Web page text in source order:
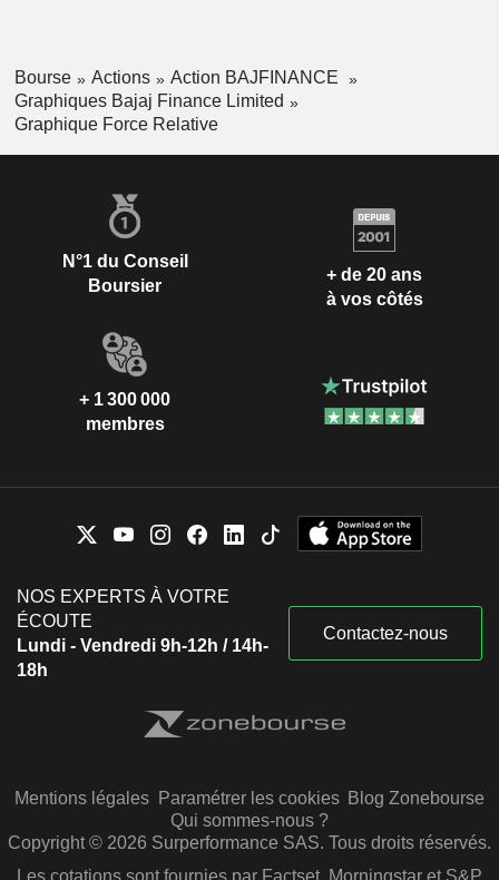
Bourse Actions
Action BAJFINANCE
Graphiques Bajaj Finance Limited
Graphique Force Relative
N°1 du Conseil
Boursier
+ de 20 ans
à vos côtés
+ 1 300 000
membres
NOS EXPERTS À VOTRE
ÉCOUTE
Lundi - Vendredi 9h-12h / 14h-
18h
Contactez-nous
Mentions légales Paramétrer les cookies Blog Zonebourse
Qui sommes-nous ?
Copyright © 2026 Surperformance SAS. Tous droits réservés.
Les cotations sont fournies par Factset, Morningstar et S&P